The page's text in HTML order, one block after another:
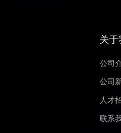
关于
公司
公司
人才
联系